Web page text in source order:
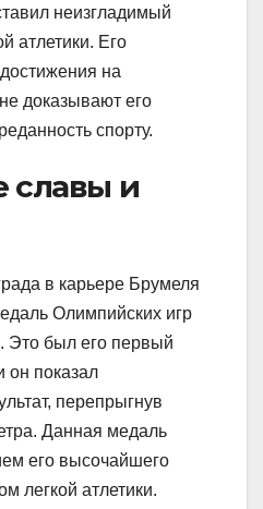
неизгладимый
атлетики. Его
на
доказывают его
спорту.
славы и
в карьере Брумеля
Олимпийских игр
Это был его первый
он показал
перепрыгнув
Данная медаль
его высочайшего
легкой атлетики.